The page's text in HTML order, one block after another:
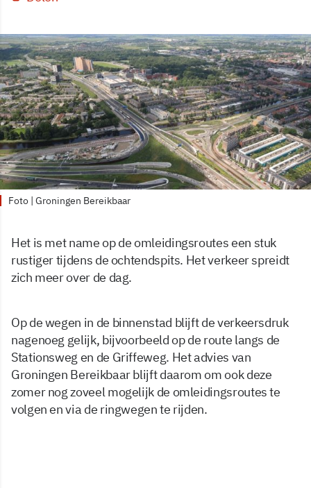
Foto | Groningen Bereikbaar
Het is met name op de omleidingsroutes een stuk
rustiger tijdens de ochtendspits. Het verkeer spreidt
zich meer over de dag.
Op de wegen in de binnenstad blijft de verkeersdruk
nagenoeg gelijk, bijvoorbeeld op de route langs de
Stationsweg en de Griffeweg. Het advies van
Groningen Bereikbaar blijft daarom om ook deze
zomer nog zoveel mogelijk de omleidingsroutes te
volgen en via de ringwegen te rijden.